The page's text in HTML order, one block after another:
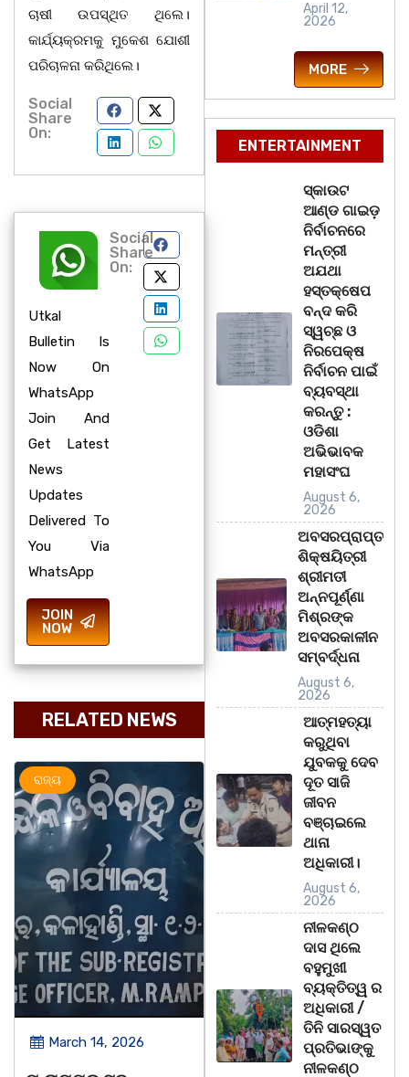
ଚାଷୀ ଉପସ୍ଥିତ ଥିଲେ।
କାର୍ଯ୍ୟକ୍ରମକୁ ମୁକେଶ ଯୋଶୀ
ପରିଚାଳନା କରିଥିଲେ।
Social
Share
On:
Utkal
Bulletin Is
Now On
WhatsApp
Join And
Get Latest
News
Updates
Delivered To
You Via
WhatsApp
JOIN
NOW
Social
Share
On:
RELATED NEWS
March 14, 2026
ଅପରାଧ ରାଜ୍ୟ
March 14, 2026
April 12,
2026
MORE
ENTERTAINMENT
ସ୍କାଉଟ
ଆଣ୍ଡ ଗାଇଡ଼
ନିର୍ବାଚନରେ
ମନ୍ତ୍ରୀ
ଅଯଥା
ହସ୍ତକ୍ଷେପ
ବନ୍ଦ କରି
ସ୍ୱଚ୍ଛ ଓ
ନିରପେକ୍ଷ
ନିର୍ବାଚନ ପାଇଁ
ବ୍ୟବସ୍ଥା
କରନ୍ତୁ :
ଓଡିଶା
ଅଭିଭାବକ
ମହାସଂଘ
August 6,
2026
ଅବସରପ୍ରାପ୍ତ
ଶିକ୍ଷୟିତ୍ରୀ
ଶ୍ରୀମତୀ
ଅନ୍ନପୂର୍ଣ୍ଣା
ମିଶ୍ରଙ୍କ
ଅବସରକାଳୀନ
ସମ୍ବର୍ଦ୍ଧନା
August 6,
2026
ଆତ୍ମହତ୍ୟା
କରୁଥିବା
ଯୁବକକୁ ଦେବ
ଦୂତ ସାଜି
ଜୀବନ
ବଞ୍ଚାଇଲେ
ଥାନା
ଅଧିକାରୀ।
August 6,
2026
ନୀଳକଣ୍ଠ
ଦାସ ଥିଲେ
ବହୁମୁଖୀ
ବ୍ୟକ୍ତିତ୍ୱ ର
ଅଧିକାରୀ /
ତିନି ସାରସ୍ୱତ
ପ୍ରତିଭାଙ୍କୁ
ନୀଳକଣ୍ଠ